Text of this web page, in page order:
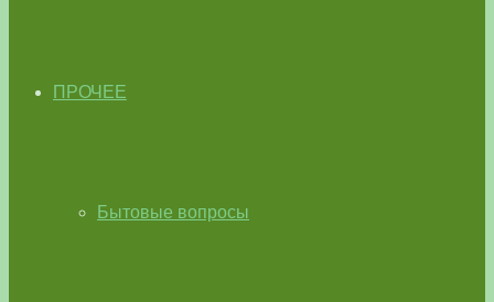
ПРОЧЕЕ
Бытовые вопросы